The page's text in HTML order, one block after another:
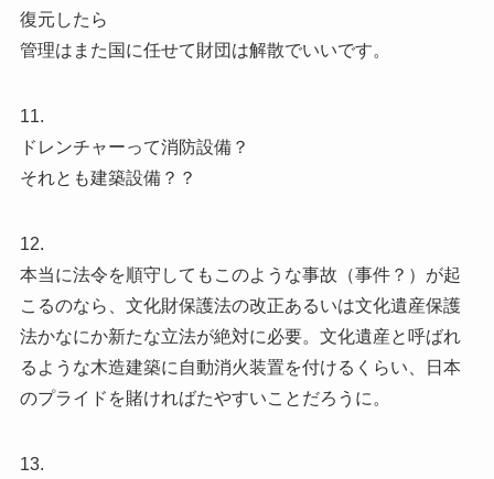
復元したら
管理はまた国に任せて財団は解散でいいです。
11.
ドレンチャーって消防設備？
それとも建築設備？？
12.
本当に法令を順守してもこのような事故（事件？）が起
こるのなら、文化財保護法の改正あるいは文化遺産保護
法かなにか新たな立法が絶対に必要。文化遺産と呼ばれ
るような木造建築に自動消火装置を付けるくらい、日本
のプライドを賭ければたやすいことだろうに。
13.